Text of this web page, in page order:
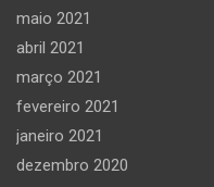
maio 2021
abril 2021
março 2021
fevereiro 2021
janeiro 2021
dezembro 2020